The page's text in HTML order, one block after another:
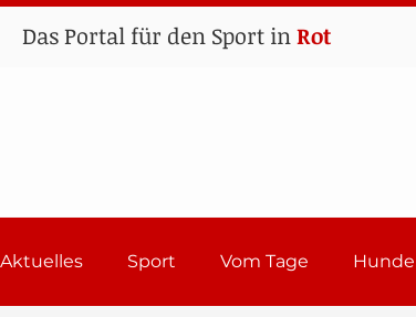
Das Portal für den Sport inRot
Aktuelles Sport Vom Tage Hunde